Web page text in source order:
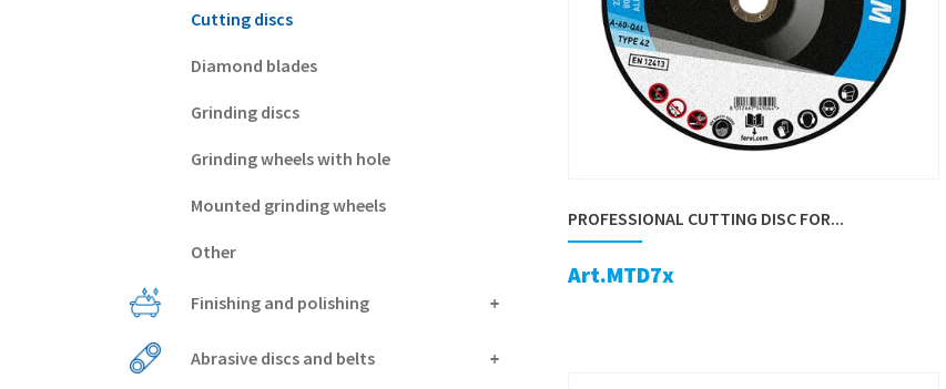
Cutting discs
Diamond blades
Grinding discs
Grinding wheels with hole
Mounted grinding wheels
Other
Finishing and polishing
Abrasive discs and belts
PROFESSIONAL CUTTING DISC FOR...
Art.MTD7x